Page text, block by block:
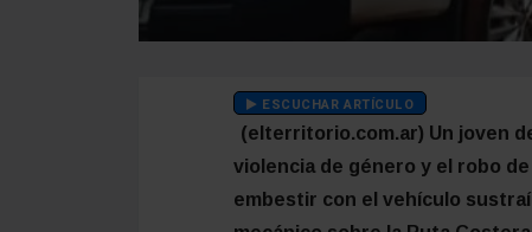
ESCUCHAR ARTÍCULO
(elterritorio.com.ar) Un joven
violencia de género y el robo
embestir con el vehículo